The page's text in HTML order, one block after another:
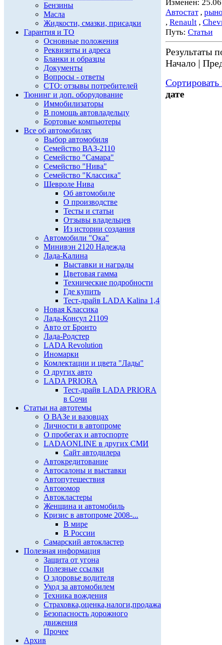
Бензины
Масла
Жидкости, смазки, присадки
Гарантия и ТО
Основные положения
Реквизиты и адреса
Бланки и образцы
Документы
Вопросы - ответы
СТО: отзывы потребителей
Тюнинг и доп. оборудование
Иммобилизаторы
В помощь автовладельцу
Бортовые компьютеры
Все об автомобилях
Выбор автомобиля
Семейство ВАЗ-2110
Семейство "Самара"
Семейство "Нива"
Семейство "Классика"
Шевроле Нива
Об автомобиле
О производстве
Тесты и статьи
Отзывы владельцев
Из истории создания
Автомобили "Ока"
Минивэн 2120 Надежда
Лада-Калина
Выставки и награды
Цветовая гамма
Технические подробности
Где купить
Тест-драйв LADA Kalina 1,4
Новая Классика
Лада-Консул 21109
Авто от Бронто
Лада-Родстер
LADA Revolution
Иномарки
Комлектации и цвета "Лады"
О других авто
LADA PRIORA
Тест-драйв LADA PRIORA
в Сочи
Статьи на автотемы
О ВАЗе и вазовцах
Личности в автопроме
О пробегах и автоспорте
LADAONLINE в других СМИ
Сайт автодилера
Автокредитование
Автосалоны и выставки
Автопутешествия
Автоюмор
Автокластеры
Женщина и автомобиль
Кризис в автопроме 2008-...
В мире
В России
Самарский автокластер
Полезная информация
Защита от угона
Полезные ссылки
О здоровье водителя
Уход за автомобилем
Техника вождения
Страховка,оценка,налоги,продажа
Безопасность дорожного
движения
Прочее
Архив
Изменен:
Автостат,
, Renault ,
Путь: Статьи
Результаты
Начало |
дате